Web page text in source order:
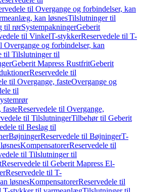
til Overgange og forbindelser, kan
kan løsnesTilslutninger til
til rørSystempakningerGeberit
til VinkelT-stykkerReservedele til T-
Overgange og forbindelser, kan
til Tilslutninger til
Geberit Mapress RustfritGeberit
Reservedele til
til Overgange, fasteOvergange og
til
fasteReservedele til Overgange,
til TilslutningerTilbehør til Geberit
til Beslag til
BøjningerReservedele til BøjningerT-
KompensatorerReservedele til
til Tilslutninger til
Reservedele til Geberit Mapress El-
Reservedele til T-
løsnesKompensatorerReservedele til